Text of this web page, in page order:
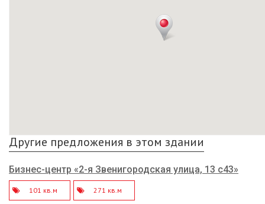
Другие предложения в этом здании
Бизнес-центр «2-я Звенигородская улица, 13 с43»
101 кв.м 271 кв.м